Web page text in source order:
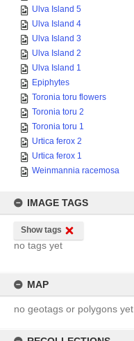
Ulva Island 5
Ulva Island 4
Ulva Island 3
Ulva Island 2
Ulva Island 1
Epiphytes
Toronia toru flowers
Toronia toru 2
Toronia toru 1
Urtica ferox 2
Urtica ferox 1
Weinmannia racemosa
IMAGE TAGS
Show tags
no tags yet
MAP
no geotags or polygons yet